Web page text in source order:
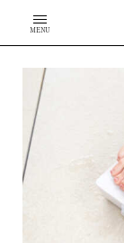
MENU